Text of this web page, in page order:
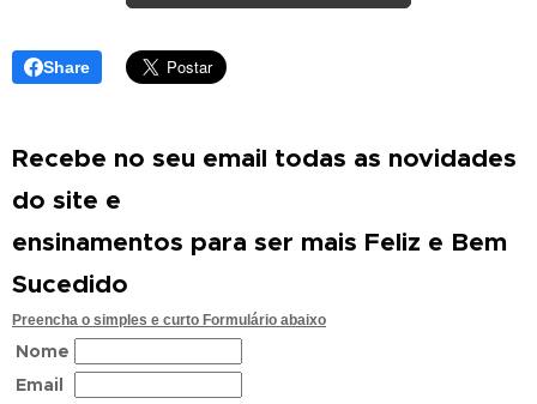
Share
Recebe no seu email todas as novidades
do site e
ensinamentos para ser mais Feliz e Bem
Sucedido
Preencha o simples e curto Formulário abaixo
Nome
Email